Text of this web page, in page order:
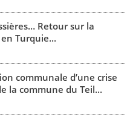
Retour sur la
en Turquie...
communale d’une crise
la commune du Teil...